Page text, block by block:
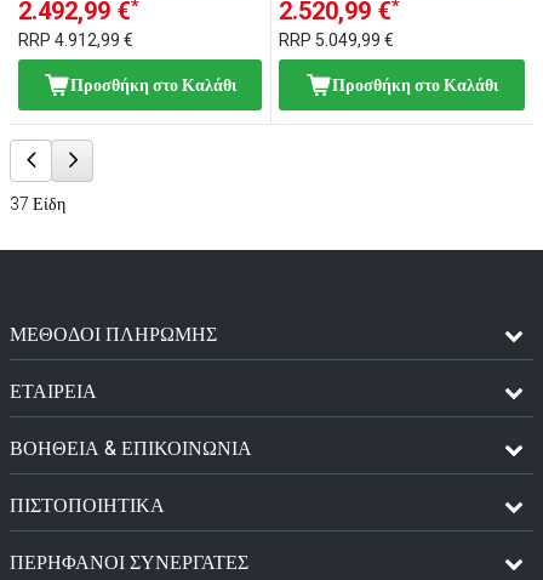
2.492,99 €*
RRP 4.912,99 €
Προσθήκη στο Καλάθι
2.520,99 €*
RRP 5.049,99 €
Προσθήκη στο Καλάθι
37 Είδη
ΜΈΘΟΔΟΙ ΠΛΗΡΩΜΉΣ
ΕΤΑΙΡΕΙΑ
ΒΟΗΘΕΙΑ & ΕΠΙΚΟΙΝΩΝΙΑ
ΠΙΣΤΟΠΟΙΗΤΙΚΆ
ΠΕΡΉΦΑΝΟΙ ΣΥΝΕΡΓΆΤΕΣ